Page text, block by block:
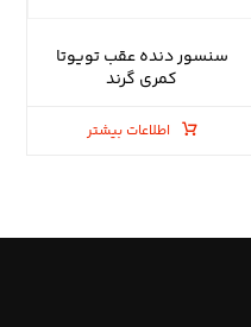
سنسور دنده عقب تویوتا
کمری گرند
اطلاعات بیشتر